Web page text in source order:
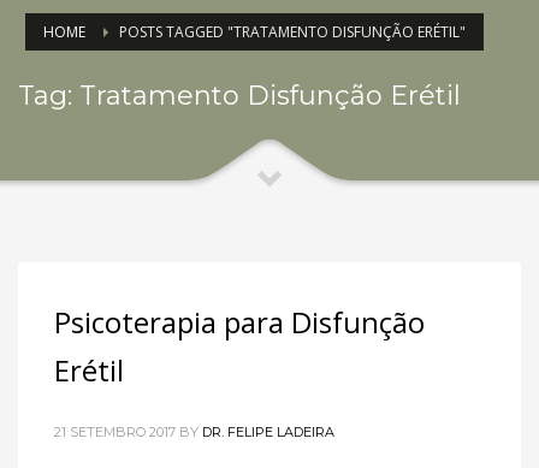
HOME POSTS TAGGED "TRATAMENTO DISFUNÇÃO ERÉTIL"
Tag: Tratamento Disfunção Erétil
Psicoterapia para Disfunção
Erétil
21 SETEMBRO 2017 BY DR. FELIPE LADEIRA